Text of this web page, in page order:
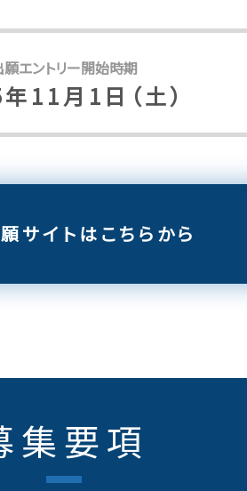
願エントリー開始時期
11月1日（土）
サイトは こちらから
集要項